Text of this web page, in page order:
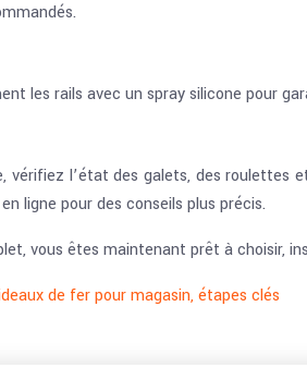
les rails avec un spray silicone pour
vérifiez l’état des galets, des roulettes
ligne pour des conseils plus précis.
vous êtes maintenant prêt à choisir,
de fer pour magasin, étapes clés